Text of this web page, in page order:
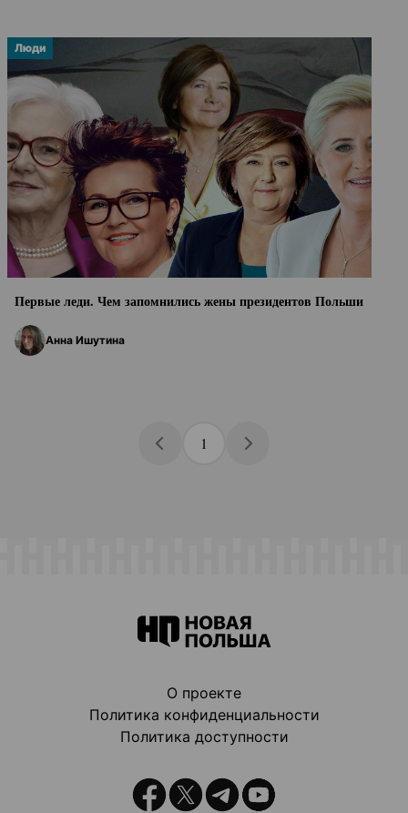
Люди
Первые леди. Чем запомнились жены президентов Польши
Анна Ишутина
1
О проекте
Политика конфиденциальности
Политика доступности